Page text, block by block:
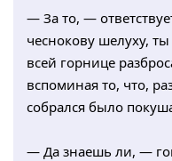
— За то, —
чеснокову шелуху,
всей горнице
вспоминая то, что,
собрался было
— Да знаешь ли, —